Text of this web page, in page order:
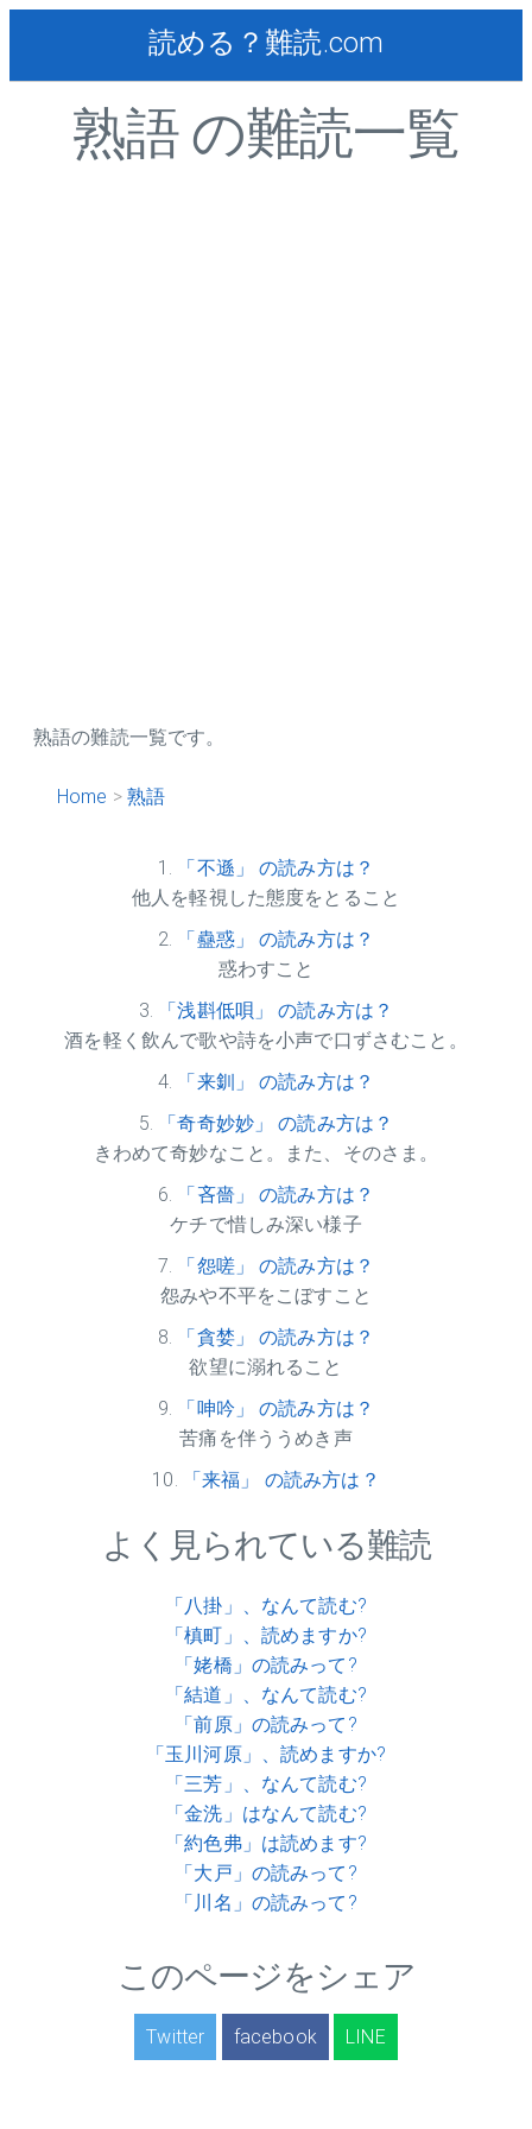
読める？難読.com
熟語 の難読一覧
熟語の難読一覧です。
Home 熟語
「不遜」 の読み方は？
他人を軽視した態度をとること
「蠱惑」 の読み方は？
惑わすこと
「浅斟低唄」 の読み方は？
酒を軽く飲んで歌や詩を小声で口ずさむこと。
「来釧」 の読み方は？
「奇奇妙妙」 の読み方は？
きわめて奇妙なこと。また、そのさま。
「吝嗇」 の読み方は？
ケチで惜しみ深い様子
「怨嗟」 の読み方は？
怨みや不平をこぼすこと
「貪婪」 の読み方は？
欲望に溺れること
「呻吟」 の読み方は？
苦痛を伴ううめき声
「来福」 の読み方は？
よく見られている難読
「八掛」、なんて読む?
「槙町」、読めますか?
「姥橋」の読みって?
「結道」、なんて読む?
「前原」の読みって?
「玉川河原」、読めますか?
「三芳」、なんて読む?
「金洗」はなんて読む?
「約色弗」は読めます?
「大戸」の読みって?
「川名」の読みって?
このページをシェア
Twitter facebook LINE